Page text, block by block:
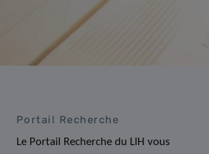
Portail Recherche
Le Portail Recherche du LIH vous